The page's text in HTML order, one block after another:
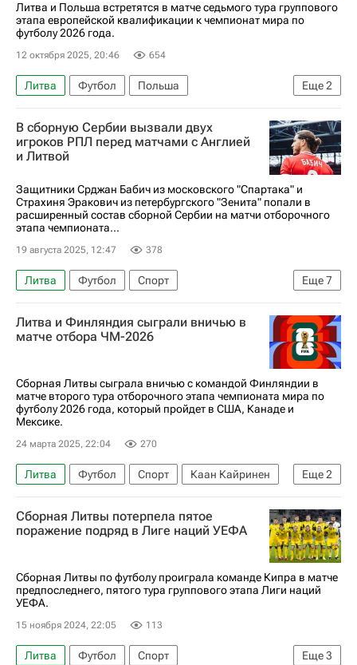
Литва и Польша встретятся в матче седьмого тура группового
этапа европейской квалификации к чемпионат мира по
футболу 2026 года.
12 октября 2025, 20:46 654
Еще2
Литва Футбол
Польша
Анонсы и трансляции матчей
ЧМ по футболу 2026
В сборную Сербии вызвали двух
игроков РПЛ перед матчами с Англией
и Литвой
Защитники Срджан Бабич из московского "Спартака" и
Страхиня Эракович из петербургского "Зенита" попали в
расширенный состав сборной Сербии на матчи отборочного
этапа чемпионата...
19 августа 2025, 12:47 378
Еще7
Литва Футбол
Спорт
Страхиня Эракович
Срджан Бабич
Спартак Москва
Сербия
Англия
Зенит
Литва и Финляндия сыграли вничью в
матче отбора ЧМ-2026
Сборная Литвы сыграла вничью с командой Финляндии в
матче второго тура отборочного этапа чемпионата мира по
футболу 2026 года, который пройдет в США, Канаде и
Мексике.
24 марта 2025, 22:04 270
Еще2
Литва Футбол Спорт
Каан Кайринен
Йоэл Похьянпало
Финляндия
Сборная Литвы потерпела пятое
поражение подряд в Лиге наций УЕФА
Сборная Литвы по футболу проиграла команде Кипра в матче
предпоследнего, пятого тура группового этапа Лиги наций
УЕФА.
15 ноября 2024, 22:05 113
Еще3
Литва Футбол
Спорт